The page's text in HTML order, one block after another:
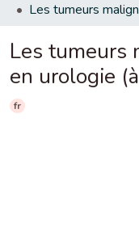
Les tumeurs
en urologie
fr